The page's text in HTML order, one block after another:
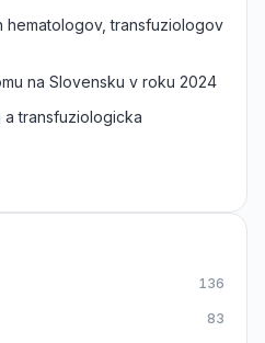
hematologov, transfuziologov
na Slovensku v roku 2024
transfuziologicka
136
83